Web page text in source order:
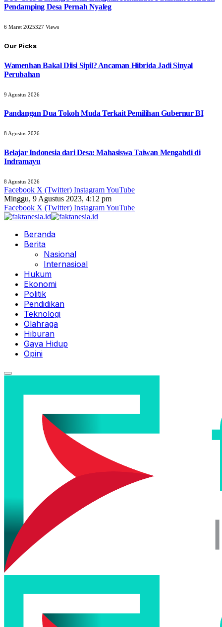
Pendamping Desa Pernah Nyaleg
6 Maret 2025327 Views
Our Picks
Wamenhan Bakal Diisi Sipil? Ancaman Hibrida Jadi Sinyal
Perubahan
9 Agustus 2026
Pandangan Dua Tokoh Muda Terkait Pemilihan Gubernur BI
8 Agustus 2026
Belajar Indonesia dari Desa: Mahasiswa Taiwan Mengabdi di
Indramayu
8 Agustus 2026
Facebook X (Twitter) InstagramYouTube
Minggu, 9 Agustus 2023, 4:12 pm
Facebook X (Twitter) InstagramYouTube
Beranda
Berita
Nasional
Internasioal
Hukum
Ekonomi
Politik
Pendidikan
Teknologi
Olahraga
Hiburan
Gaya Hidup
Opini